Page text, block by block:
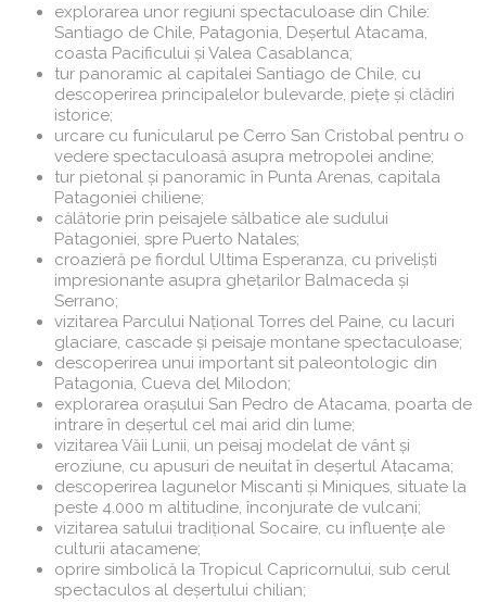
explorarea unor regiuni spectaculoase din Chile:
Santiago de Chile, Patagonia, Deșertul Atacama,
coasta Pacificului și Valea Casablanca;
tur panoramic al capitalei Santiago de Chile, cu
descoperirea principalelor bulevarde, piețe și clădiri
istorice;
urcare cu funicularul pe Cerro San Cristobal pentru o
vedere spectaculoasă asupra metropolei andine;
tur pietonal și panoramic în Punta Arenas, capitala
Patagoniei chiliene;
călătorie prin peisajele sălbatice ale sudului
Patagoniei, spre Puerto Natales;
croazieră pe fiordul Ultima Esperanza, cu priveliști
impresionante asupra ghețarilor Balmaceda și
Serrano;
vizitarea Parcului Național Torres del Paine, cu lacuri
glaciare, cascade și peisaje montane spectaculoase;
descoperirea unui important sit paleontologic din
Patagonia, Cueva del Milodon;
explorarea orașului San Pedro de Atacama, poarta de
intrare în deșertul cel mai arid din lume;
vizitarea Văii Lunii, un peisaj modelat de vânt și
eroziune, cu apusuri de neuitat în deșertul Atacama;
descoperirea lagunelor Miscanti și Miniques, situate la
peste 4.000 m altitudine, înconjurate de vulcani;
vizitarea satului tradițional Socaire, cu influențe ale
culturii atacamene;
oprire simbolică la Tropicul Capricornului, sub cerul
spectaculos al deșertului chilian;